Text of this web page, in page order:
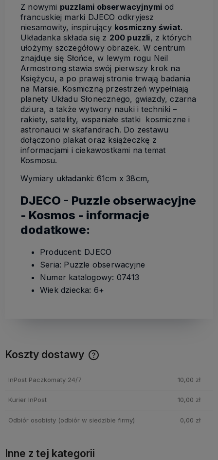
Z nowymi puzzlami obserwacyjnymi od
francuskiej marki DJECO odkryjesz
niesamowity, inspirujący kosmiczny świat.
Układanka składa się z 200 puzzli, z których
ułożymy szczegółowy obrazek. W centrum
znajduje się Słońce, w lewym rogu Neil
Armostrong stawia swój pierwszy krok na
Księżycu, a po prawej stronie trwają badania
na Marsie. Kosmiczną przestrzeń wypełniają
planety Układu Słonecznego, gwiazdy, czarna
dziura, a także wytwory nauki i techniki –
rakiety, satelity, wspaniałe statki kosmiczne i
astronauci w skafandrach. Do zestawu
dołączono plakat oraz książeczkę z
informacjami i ciekawostkami na temat
Kosmosu.
Wymiary układanki: 61cm x 38cm,
DJECO - Puzzle obserwacyjne
- Kosmos - informacje
dodatkowe:
Producent: DJECO
Seria: Puzzle obserwacyjne
Numer katalogowy: 07413
Wiek dziecka: 6+
Koszty dostawy
InPost Paczkomaty 24/7 10,00 zł
Kurier InPost 10,00 zł
Odbiór osobisty(odbiór w siedzibie firmy) 0,00 zł
Inne z tej kategorii